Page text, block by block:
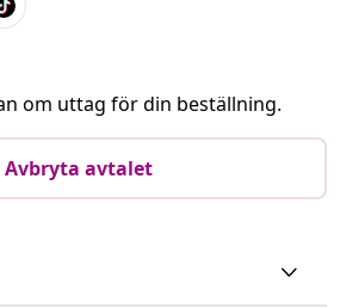
om uttag för din beställning.
Avbryta avtalet